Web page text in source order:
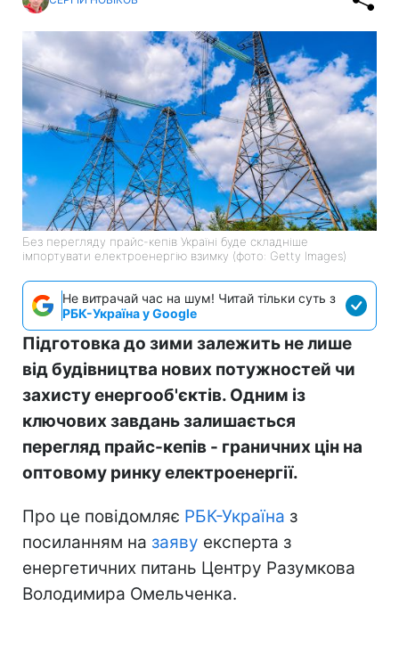
Без перегляду прайс-кепів Україні буде складніше
імпортувати електроенергію взимку (фото: Getty Images)
Не витрачай час на шум! Читай тільки суть з
РБК-Україна у Google
Підготовка до зими залежить не лише
від будівництва нових потужностей чи
захисту енергооб'єктів. Одним із
ключових завдань залишається
перегляд прайс-кепів - граничних цін на
оптовому ринку електроенергії.
Про це повідомляє РБК-Україна з
посиланням на заяву експерта з
енергетичних питань Центру Разумкова
Володимира Омельченка.